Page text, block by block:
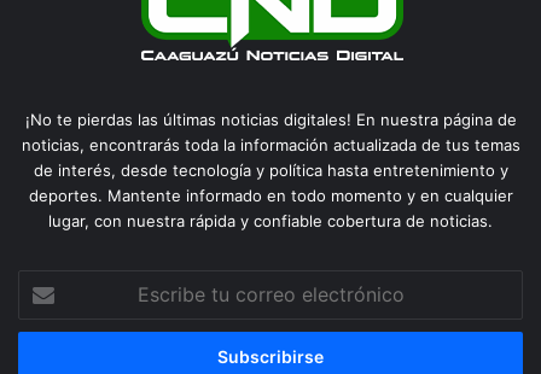
¡No te pierdas las últimas noticias digitales! En nuestra página de
noticias, encontrarás toda la información actualizada de tus temas
de interés, desde tecnología y política hasta entretenimiento y
deportes. Mantente informado en todo momento y en cualquier
lugar, con nuestra rápida y confiable cobertura de noticias.
correo